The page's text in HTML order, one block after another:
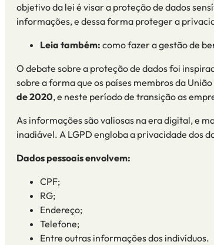
objetivo da lei é visar a proteção de dados
informações, e dessa forma proteger a
Leia também: como fazer a gestão de
O debate sobre a proteção de dados foi
sobre a forma que os países membros da
de 2020, e neste período de transição as
As informações são valiosas na era digital, e
inadiável. A LGPD engloba a privacidade dos
Dados pessoais envolvem:
CPF;
RG;
Endereço;
Telefone;
Entre outras informações dos indivíduos.